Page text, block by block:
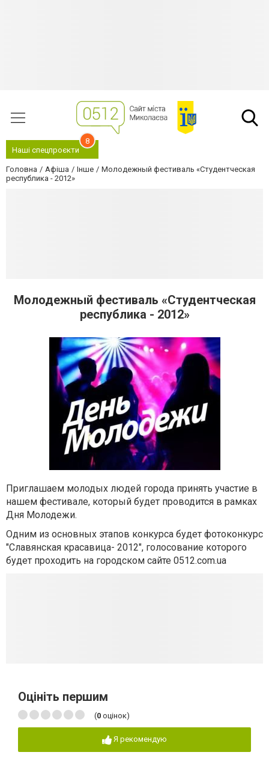
Наші спецпроєкти
8
Головна Афіша Інше
Молодежный фестиваль «Студентческая
республика - 2012»
Молодежный фестиваль «Студентческая
республика - 2012»
Приглашаем молодых людей города принять участие в
нашем фестивале, который будет проводится в рамках
Дня Молодежи.
Одним из основных этапов конкурса будет фотоконкурс
"Славянская красавица- 2012", голосование которого
будет проходить на городском сайте 0512.com.ua
Оцініть першим
(0 оцінок)
Я рекомендую